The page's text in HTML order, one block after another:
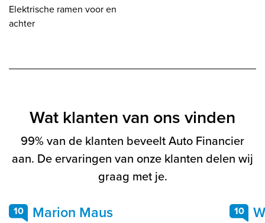
Elektrische ramen voor en
achter
Wat klanten van ons vinden
99% van de klanten beveelt Auto Financier
aan. De ervaringen van onze klanten delen wij
graag met je.
10 Marion Maus 10